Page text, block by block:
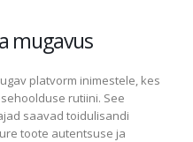
mugavus
platvorm inimestele, kes
rutiini. See
saavad toidulisandi
toote autentsuse ja